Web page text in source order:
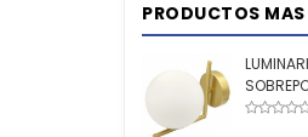
PRODUCTOS